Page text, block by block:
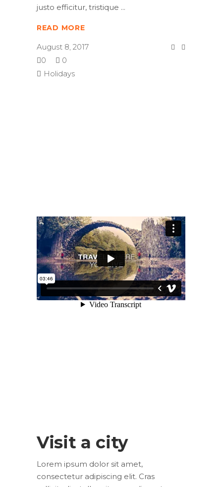
justo efficitur, tristique
READ MORE
August 8, 2017
0
0
Holidays
Visit a city
Lorem ipsum dolor sit amet,
consectetur adipiscing elit. Cras